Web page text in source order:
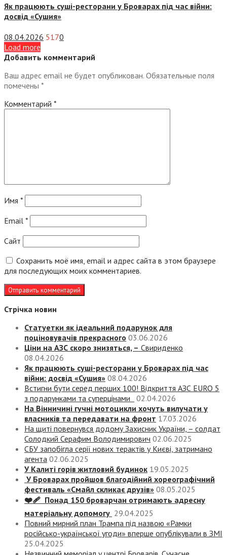
Як працюють суші-ресторани у Броварах під час війни:
досвід «Сушия»
08.04.2026 5170
Load more
Добавить комментарий
Ваш адрес email не будет опубликован. Обязательные поля
помечены *
Комментарий *
Имя *
Email *
Сайт
Сохранить моё имя, email и адрес сайта в этом браузере
для последующих моих комментариев.
Стрічка новин
Статуетки як ідеальний подарунок для
поціновувачів прекрасного 03.06.2026
Ціни на АЗС скоро знизяться, – Свириденко
08.04.2026
Як працюють суші-ресторани у Броварах під час
війни: досвід «Сушия» 08.04.2026
Встигни бути серед перших 100! Відкриття АЗС EURO 5
з подарунками та суперцінами
02.04.2026
На Вінничині гучні мотоцикли хочуть вилучати у
власників та передавати на фронт 17.03.2026
На щиті повернувся додому Захисник України, – солдат
Солодкий Серафим Володимирович 02.06.2025
СБУ запобігла серії нових терактів у Києві, затримано
агента 02.06.2025
У Калиті горів житловий будинок 19.05.2025
У Броварах пройшов благодійний хореографічний
фестиваль «Смайл скликає друзів» 08.05.2025
❤️‍🩹 Понад 150 броварчан отримають адресну
матеріальну допомогу 29.04.2025
Повний мирний план Трампа під назвою «‎Рамки
російсько-української угоди» вперше опублікували в ЗМІ
25.04.2025